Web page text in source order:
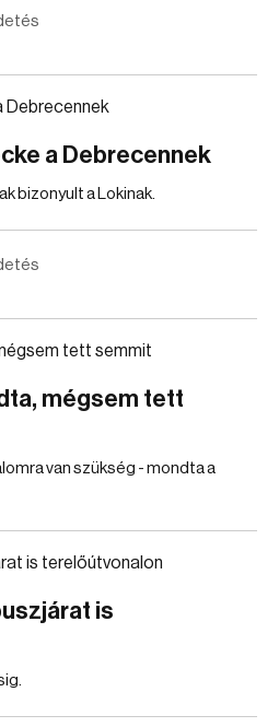
a Debrecennek
bizonyult a Lokinak.
mégsem tett
van szükség - mondta a
is